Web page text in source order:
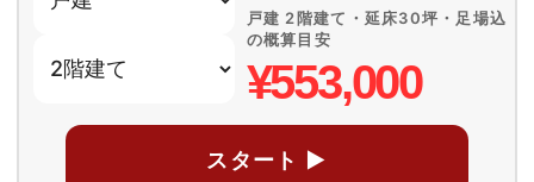
戸建 2階建て・延床30坪・足場込
の概算目安
¥553,000
スタート ▶